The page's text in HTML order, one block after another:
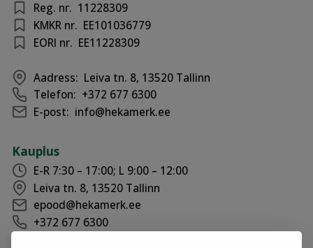
Reg. nr. 11228309
KMKR nr. EE101036779
EORI nr. EE11228309
Aadress: Leiva tn. 8, 13520 Tallinn
Telefon: +372 677 6300
E-post: info@hekamerk.ee
Kauplus
E-R 7:30 – 17:00; L 9:00 – 12:00
Leiva tn. 8, 13520 Tallinn
epood@hekamerk.ee
+372 677 6300